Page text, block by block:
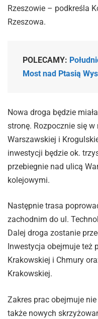
Rzeszowie – podkreśla
Rzeszowa.
POLECAMY:
Most nad Ptasią
Nowa droga będzie
stronę. Rozpocznie się
Warszawskiej i
inwestycji będzie ok.
przebiegnie nad ulicą
kolejowymi.
Następnie trasa
zachodnim do ul.
Dalej droga zostanie
Inwestycja obejmuje też
Krakowskiej i Chmury
Krakowskiej.
Zakres prac obejmuje
także nowych